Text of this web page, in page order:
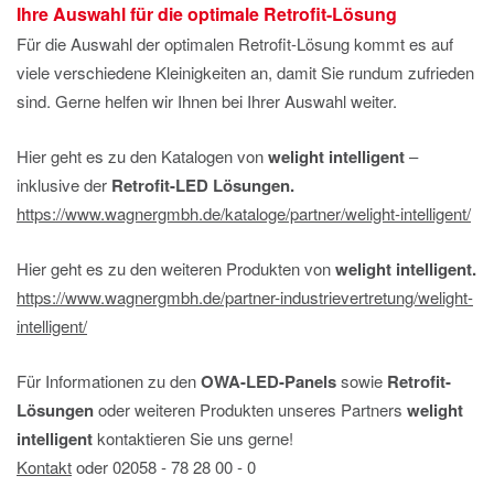
Ihre Auswahl für die optimale Retrofit-Lösung
Für die Auswahl der optimalen Retrofit-Lösung kommt es auf
viele verschiedene Kleinigkeiten an, damit Sie rundum zufrieden
sind. Gerne helfen wir Ihnen bei Ihrer Auswahl weiter.
Hier geht es zu den Katalogen vonwelight intelligent–
inklusive der Retrofit-LED Lösungen.
https://www.wagnergmbh.de/kataloge/partner/welight-intelligent/
Hier geht es zu den weiteren Produkten vonwelight intelligent.
https://www.wagnergmbh.de/partner-industrievertretung/welight-
intelligent/
Für Informationen zu denOWA-LED-Panelssowie Retrofit-
Lösungenoder weiteren Produkten unseres Partners welight
intelligentkontaktieren Sie uns gerne!
Kontaktoder 02058 ‐ 78 28 00 ‐ 0